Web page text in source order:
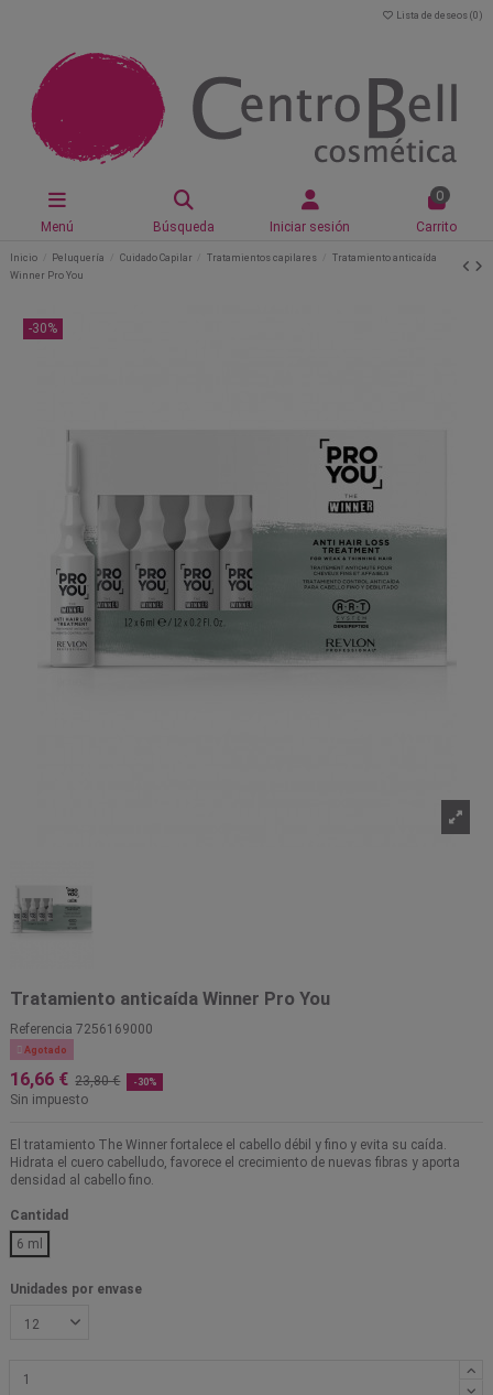
Lista de deseos (0 )
Menú Búsqueda Iniciar sesión
0
Carrito
Inicio Peluquería Cuidado Capilar Tratamientos capilares
Tratamiento anticaída
Winner Pro You
-30%
Tratamiento anticaída Winner Pro You
Referencia 7256169000
 Agotado
16,66 € 23,80 € -30%
Sin impuesto
El tratamiento The Winner fortalece el cabello débil y fino y evita su caída.
Hidrata el cuero cabelludo, favorece el crecimiento de nuevas fibras y aporta
densidad al cabello fino.
Cantidad
6 ml
Unidades por envase